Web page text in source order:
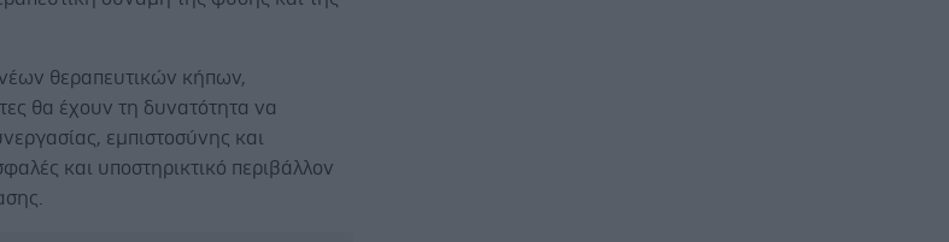
θεραπευτικών κήπων,
θα έχουν τη δυνατότητα να
εμπιστοσύνης και
και υποστηρικτικό περιβάλλον